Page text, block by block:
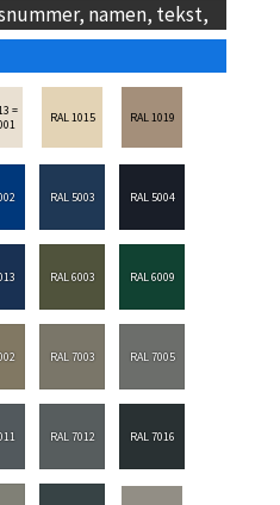
namen, tekst,
=
RAL 1015 RAL 1019
RAL 5003 RAL 5004
RAL 6003 RAL 6009
RAL 7003 RAL 7005
RAL 7012 RAL 7016